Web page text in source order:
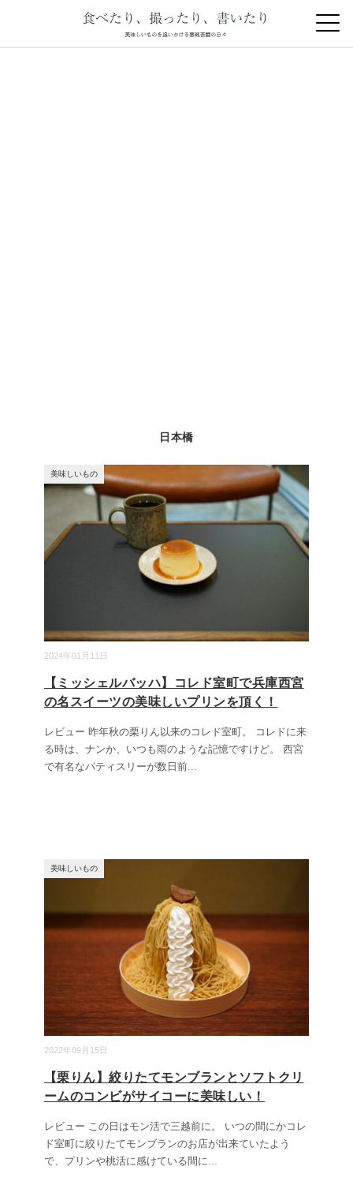
日本橋
2024年01月11日
美味しいもの
【ミッシェルバッハ】コレド室町で兵庫西宮
の名スイーツの美味しいプリンを頂く！
レビュー 昨年秋の栗りん以来のコレド室町。 コレドに来
る時は、ナンか、いつも雨のような記憶ですけど。 西宮
で有名なパティスリーが数日前...
2022年09月15日
美味しいもの
【栗りん】絞りたてモンブランとソフトクリ
ームのコンビがサイコーに美味しい！
レビュー この日はモン活で三越前に。 いつの間にかコレ
ド室町に絞りたてモンブランのお店が出来ていたよう
で、プリンや桃活に感けている間に...